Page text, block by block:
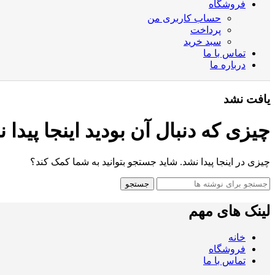
فروشگاه
حساب کاربری من
پرداخت
سبد خرید
تماس با ما
درباره ما
یافت نشد
چیزی که دنبال آن بودید اینجا
چیزی در اینجا پیدا نشد. شاید جستجو بتوانید به شما کمک کند؟
جستجو
لینک های مهم
خانه
فروشگاه
تماس با ما